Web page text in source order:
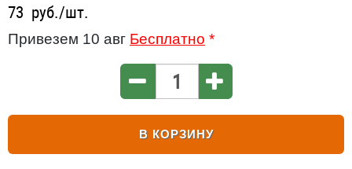
73 руб./шт.
Привезем 10 авг Бесплатно *
В КОРЗИНУ